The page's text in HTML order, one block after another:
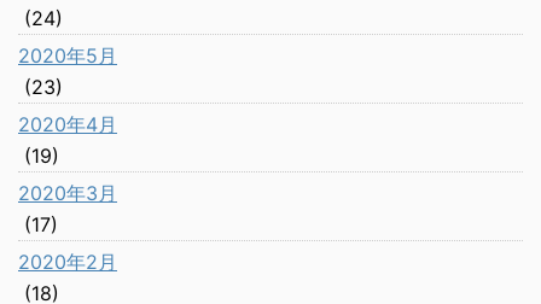
(24)
2020年5月
(23)
2020年4月
(19)
2020年3月
(17)
2020年2月
(18)